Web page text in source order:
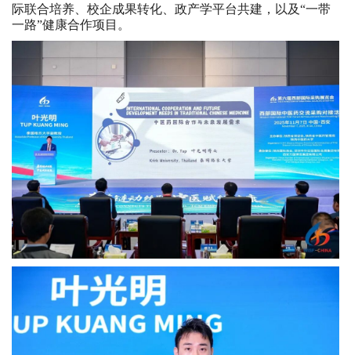
际联合培养、校企成果转化、政产学平台共建，以及“一带
一路”健康合作项目。